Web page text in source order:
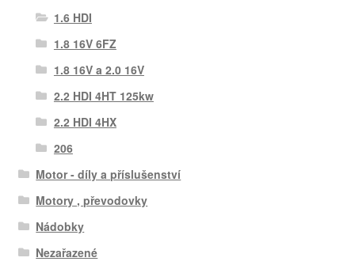
1.6 HDI
1.8 16V 6FZ
1.8 16V a 2.0 16V
2.2 HDI 4HT 125kw
2.2 HDI 4HX
206
Motor - díly a příslušenství
Motory , převodovky
Nádobky
Nezařazené